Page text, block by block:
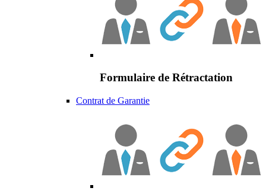
Formulaire de Rétractation
Contrat de Garantie